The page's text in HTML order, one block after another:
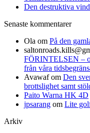
Den destruktiva
Senaste kommentarer
Ola om På den
FÖRINTELSEN –
från våra
Avawafom Den
brottslighet samt
Paito Warna HK 4D
jpsarang om Lite
Arkiv